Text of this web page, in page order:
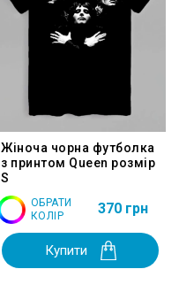
Жіноча чорна футболка
з принтом Queen розмір
S
ОБРАТИ
КОЛІР
370 грн
Купити